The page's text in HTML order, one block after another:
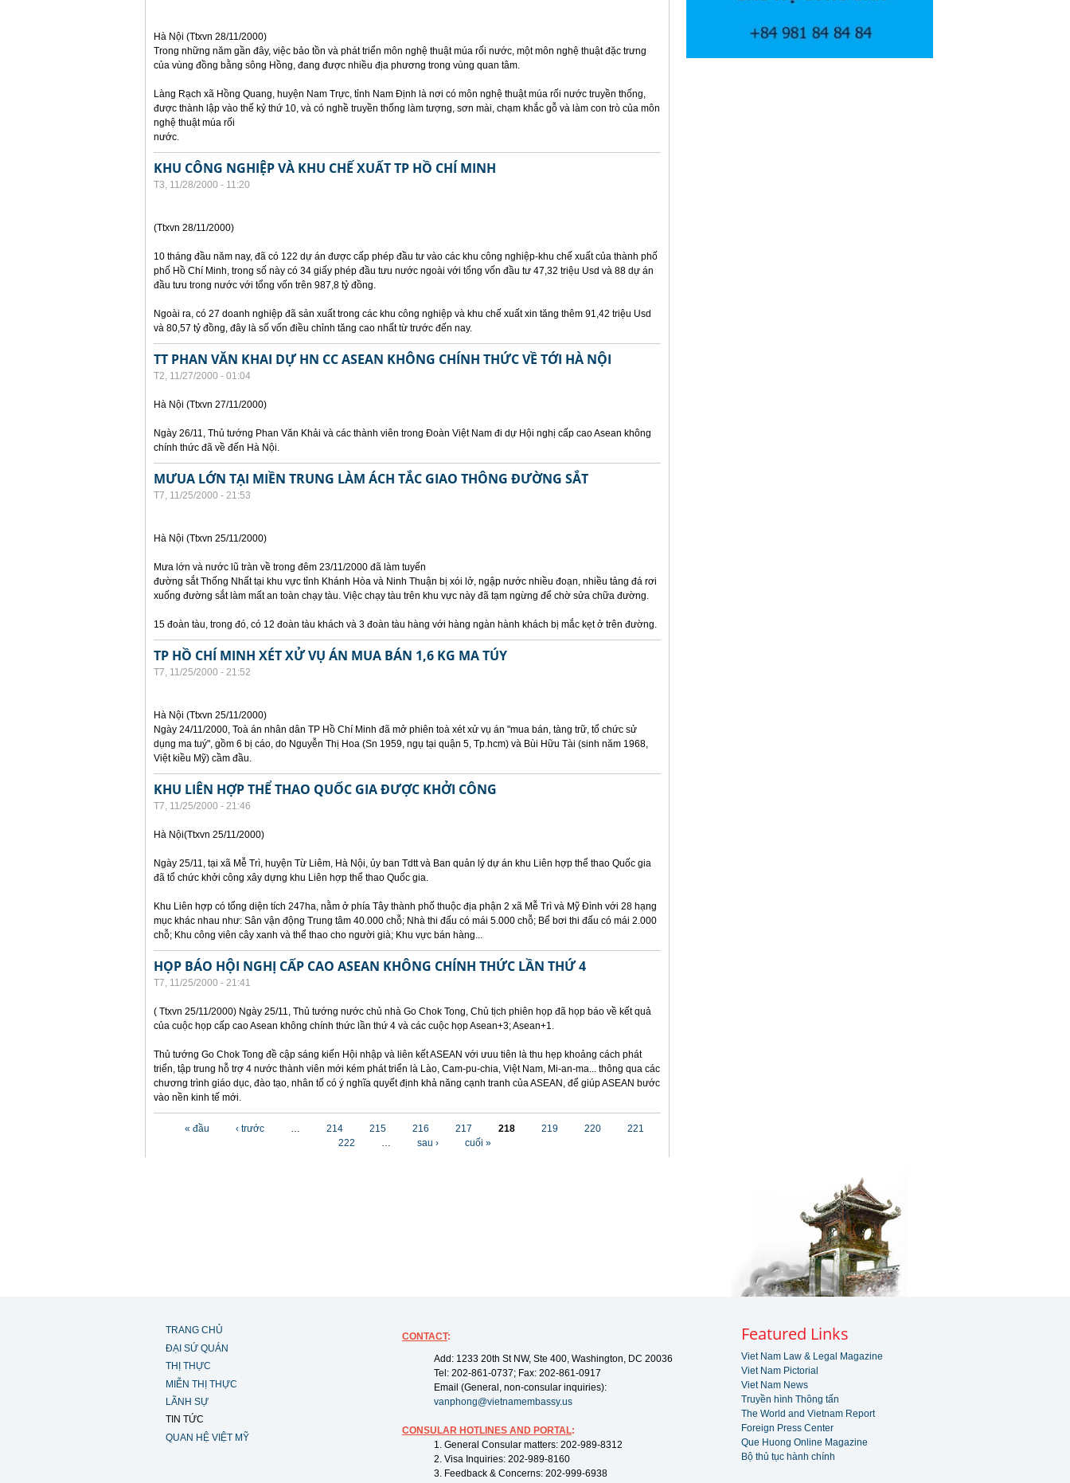
Hà Nội (Ttxvn 28/11/2000)
Trong những năm gần đây, việc bảo tồn và phát triển môn nghệ thuật múa rối nước, một môn nghệ thuật đặc trưng
của vùng đồng bằng sông Hồng, đang được nhiều địa phương trong vùng quan tâm.
Làng Rạch xã Hồng Quang, huyện Nam Trực, tỉnh Nam Định là nơi có môn nghệ thuật múa rối nước truyền thống,
được thành lập vào thế kỷ thứ 10, và có nghề truyền thống làm tượng, sơn mài, chạm khắc gỗ và làm con trò của môn
nghệ thuật múa rối
nước.
KHU CÔNG NGHIỆP VÀ KHU CHẾ XUẤT TP HỒ CHÍ MINH
T3, 11/28/2000 - 11:20
(Ttxvn 28/11/2000)
10 tháng đầu năm nay, đã có 122 dự án được cấp phép đầu tư vào các khu công nghiệp-khu chế xuất của thành phố
phố Hồ Chí Minh, trong số này có 34 giấy phép đầu tưu nước ngoài với tổng vốn đầu tư 47,32 triệu Usd và 88 dự án
đầu tưu trong nước với tổng vốn trên 987,8 tỷ đồng.
Ngoài ra, có 27 doanh nghiệp đã sản xuất trong các khu công nghiệp và khu chế xuất xin tăng thêm 91,42 triệu Usd
và 80,57 tỷ đồng, đây là số vốn điều chỉnh tăng cao nhất từ trước đến nay.
TT PHAN VĂN KHAI DỰ HN CC ASEAN KHÔNG CHÍNH THỨC VỀ TỚI HÀ NỘI
T2, 11/27/2000 - 01:04
Hà Nội (Ttxvn 27/11/2000)
Ngày 26/11, Thủ tướng Phan Văn Khải và các thành viên trong Đoàn Việt Nam đi dự Hội nghị cấp cao Asean không
chính thức đã về đến Hà Nội.
MƯUA LỚN TẠI MIỀN TRUNG LÀM ÁCH TẮC GIAO THÔNG ĐƯỜNG SẮT
T7, 11/25/2000 - 21:53
Hà Nội (Ttxvn 25/11/2000)
Mưa lớn và nước lũ tràn về trong đêm 23/11/2000 đã làm tuyến
đường sắt Thống Nhất tại khu vực tỉnh Khánh Hòa và Ninh Thuận bị xói lở, ngập nước nhiều đoạn, nhiều tảng đá rơi
xuống đường sắt làm mất an toàn chạy tàu. Việc chạy tàu trên khu vực này đã tạm ngừng để chờ sửa chữa đường.
15 đoàn tàu, trong đó, có 12 đoàn tàu khách và 3 đoàn tàu hàng với hàng ngàn hành khách bị mắc kẹt ở trên đường.
TP HỒ CHÍ MINH XÉT XỬ VỤ ÁN MUA BÁN 1,6 KG MA TÚY
T7, 11/25/2000 - 21:52
Hà Nội (Ttxvn 25/11/2000)
Ngày 24/11/2000, Toà án nhân dân TP Hồ Chí Minh đã mở phiên toà xét xử vụ án "mua bán, tàng trữ, tổ chức sử
dụng ma tuý", gồm 6 bị cáo, do Nguyễn Thị Hoa (Sn 1959, ngụ tại quận 5, Tp.hcm) và Bùi Hữu Tài (sinh năm 1968,
Việt kiều Mỹ) cầm đầu.
KHU LIÊN HỢP THỂ THAO QUỐC GIA ĐƯỢC KHỞI CÔNG
T7, 11/25/2000 - 21:46
Hà Nội(Ttxvn 25/11/2000)
Ngày 25/11, tại xã Mễ Trì, huyện Từ Liêm, Hà Nội, ủy ban Tdtt và Ban quản lý dự án khu Liên hợp thể thao Quốc gia
đã tổ chức khởi công xây dựng khu Liên hợp thể thao Quốc gia.
Khu Liên hợp có tổng diện tích 247ha, nằm ở phía Tây thành phố thuộc địa phận 2 xã Mễ Trì và Mỹ Đình với 28 hạng
mục khác nhau như: Sân vận động Trung tâm 40.000 chỗ; Nhà thi đấu có mái 5.000 chỗ; Bể bơi thi đấu có mái 2.000
chỗ; Khu công viên cây xanh và thể thao cho người già; Khu vực bán hàng...
HỌP BÁO HỘI NGHỊ CẤP CAO ASEAN KHÔNG CHÍNH THỨC LẦN THỨ 4
T7, 11/25/2000 - 21:41
( Ttxvn 25/11/2000) Ngày 25/11, Thủ tướng nước chủ nhà Go Chok Tong, Chủ tịch phiên họp đã họp báo về kết quả
của cuộc họp cấp cao Asean không chính thức lần thứ 4 và các cuộc họp Asean+3; Asean+1.
Thủ tướng Go Chok Tong đề cập sáng kiến Hội nhập và liên kết ASEAN với ưuu tiên là thu hẹp khoảng cách phát
triển, tập trung hỗ trợ 4 nước thành viên mới kém phát triển là Lào, Cam-pu-chia, Việt Nam, Mi-an-ma... thông qua các
chương trình giáo dục, đào tạo, nhân tố có ý nghĩa quyết định khả năng cạnh tranh của ASEAN, để giúp ASEAN bước
vào nền kinh tế mới.
« đầu ‹ trước … 214 215 216 217 218 219 220
221
222
… sau › cuối »
TRANG CHỦ
ĐẠI SỨ QUÁN
THỊ THỰC
MIỄN THỊ THỰC
LÃNH SỰ
TIN TỨC
QUAN HỆ VIỆT MỸ
CONTACT:
Add: 1233 20th St NW, Ste 400, Washington, DC 20036
Tel: 202-861-0737; Fax: 202-861-0917
Email (General, non-consular inquiries):
vanphong@vietnamembassy.us
CONSULAR HOTLINES AND PORTAL:
1. General Consular matters: 202-989-8312
2. Visa Inquiries: 202-989-8160
3. Feedback & Concerns: 202-999-6938
Featured Links
Viet Nam Law & Legal Magazine
Viet Nam Pictorial
Viet Nam News
Truyền hình Thông tấn
The World and Vietnam Report
Foreign Press Center
Que Huong Online Magazine
Bộ thủ tục hành chính